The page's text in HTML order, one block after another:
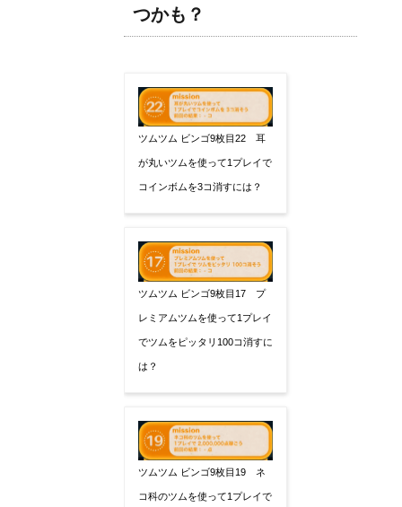
つかも？
ツムツム ビンゴ9枚目22 耳
が丸いツムを使って1プレイで
コインボムを3コ消すには？
ツムツム ビンゴ9枚目17 プ
レミアムツムを使って1プレイ
でツムをピッタリ100コ消すに
は？
ツムツム ビンゴ9枚目19 ネ
コ科のツムを使って1プレイで